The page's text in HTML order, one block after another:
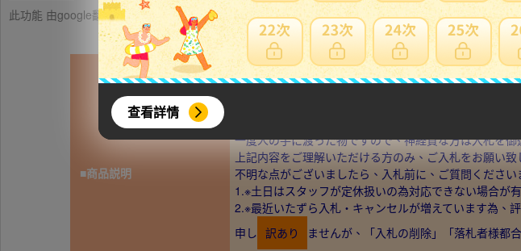
查看詳情
此功能 由google翻譯提供參考，樂淘不保證翻譯內容之正確性，詳細問題說明請使用商品問與答
■商品説明
【一番くじ ワンピース】 ラストワン賞 ジェイガルシア
未開封の中古品です。
一度人の手に渡った物ですので、神経質な方は入札を
上記内容をご理解いただける方のみ、ご入札をお願い致
不明な点がございましたら、入札前に、ご質問ください
1.※土日はスタッフが定休扱いの為対応できない場合が
2.※最近いたずら入札・キャンセルが増えています為、
申し 訳あり ませんが、「入札の削除」「落札者様都